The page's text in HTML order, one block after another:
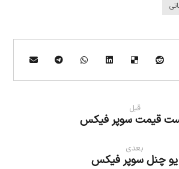
قبل
قیمت سوپر فیکس
بعدی
یو چنل سوپر فیکس